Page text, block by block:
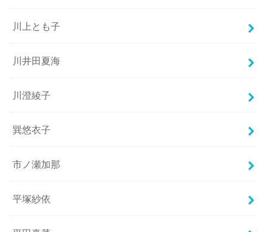
川上とも子
川井田夏海
川澄綾子
巽悠衣子
市ノ瀬加那
平塚紗依